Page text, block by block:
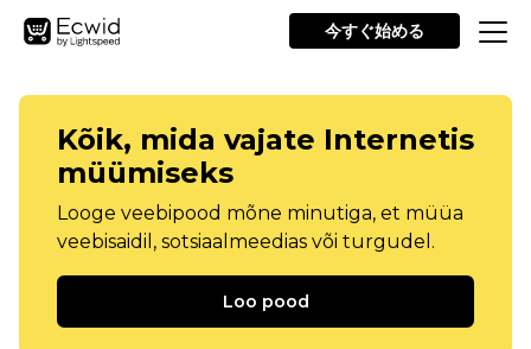
今すぐ始める
Kõik, mida vajate Internetis
müümiseks
Looge veebipood mõne minutiga, et müüa
veebisaidil, sotsiaalmeedias või turgudel.
Loo pood